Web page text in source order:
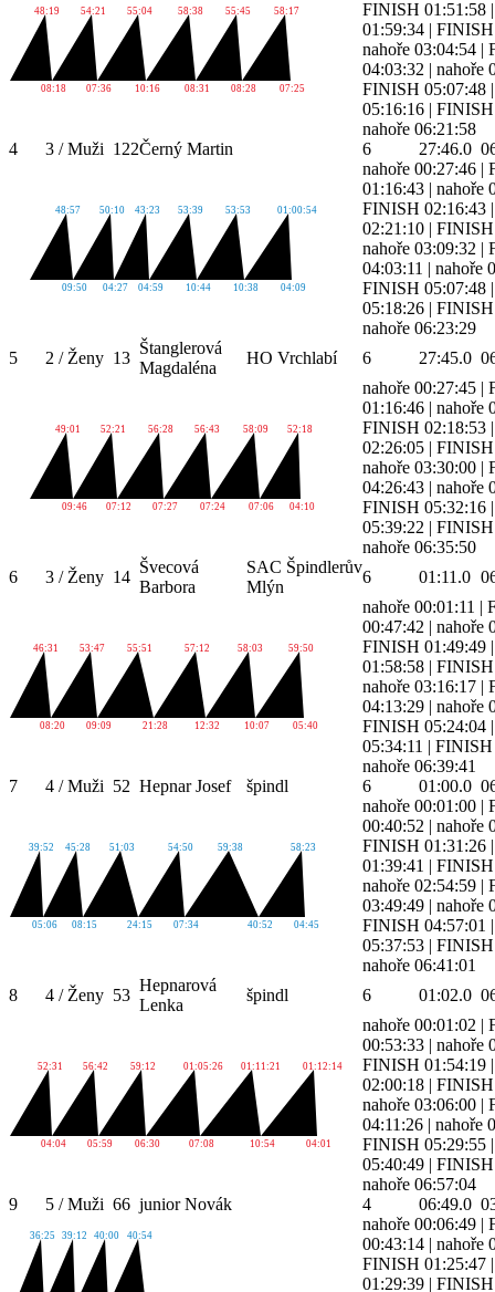
48:19
08:18
54:21
07:36
55:04
10:16
58:38
08:31
55:45
08:28
58:17
07:25
FINISH 01:51:58
01:59:34 | FINISH
nahoře 03:04:54 |
04:03:32 | nahoře
FINISH 05:07:48
05:16:16 | FINISH
nahoře 06:21:58
4
3 / Muži 122Černý Martin 6 27:46.0
48:57
09:50
50:10
04:27
43:23
04:59
53:39
10:44
53:53
10:38
01:00:54
04:09
nahoře 00:27:46 |
01:16:43 | nahoře
FINISH 02:16:43
02:21:10 | FINISH
nahoře 03:09:32 |
04:03:11 | nahoře
FINISH 05:07:48
05:18:26 | FINISH
nahoře 06:23:29
5
2 / Ženy 13
Štanglerová
Magdaléna
HO Vrchlabí 6 27:45.0
49:01
09:46
52:21
07:12
56:28
07:27
56:43
07:24
58:09
07:06
52:18
04:10
nahoře 00:27:45 |
01:16:46 | nahoře
FINISH 02:18:53
02:26:05 | FINISH
nahoře 03:30:00 |
04:26:43 | nahoře
FINISH 05:32:16
05:39:22 | FINISH
nahoře 06:35:50
6
3 / Ženy 14
Švecová
Barbora
SAC Špindlerův
Mlýn
6 01:11.0
46:31
08:20
53:47
09:09
55:51
21:28
57:12
12:32
58:03
10:07
59:50
05:40
nahoře 00:01:11 |
00:47:42 | nahoře
FINISH 01:49:49
01:58:58 | FINISH
nahoře 03:16:17 |
04:13:29 | nahoře
FINISH 05:24:04
05:34:11 | FINISH
nahoře 06:39:41
7
4 / Muži 52 Hepnar Josef špindl 6 01:00.0
39:52
05:06
45:28
08:15
51:03
24:15
54:50
07:34
59:38
40:52
58:23
04:45
nahoře 00:01:00 |
00:40:52 | nahoře
FINISH 01:31:26
01:39:41 | FINISH
nahoře 02:54:59 |
03:49:49 | nahoře
FINISH 04:57:01
05:37:53 | FINISH
nahoře 06:41:01
8
4 / Ženy 53
Hepnarová
Lenka
špindl 6 01:02.0
52:31
04:04
56:42
05:59
59:12
06:30
01:05:26
07:08
01:11:21
10:54
01:12:14
04:01
nahoře 00:01:02 |
00:53:33 | nahoře
FINISH 01:54:19
02:00:18 | FINISH
nahoře 03:06:00 |
04:11:26 | nahoře
FINISH 05:29:55
05:40:49 | FINISH
nahoře 06:57:04
9
5 / Muži 66 junior Novák 4 06:49.0
36:25 39:12 40:00 40:54
nahoře 00:06:49 |
00:43:14 | nahoře
FINISH 01:25:47
01:29:39 | FINISH